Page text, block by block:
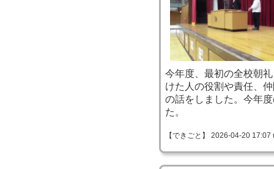
今年度、最初の全校朝
けた人の役割や責任、
の話をしました。今年
た。
【できごと】 2026-04-20